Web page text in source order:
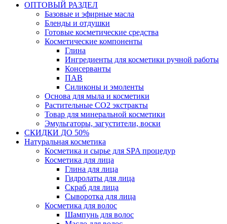
ОПТОВЫЙ РАЗДЕЛ
Базовые и эфирные масла
Бленды и отдушки
Готовые косметические средства
Косметические компоненты
Глина
Ингредиенты для косметики ручной работы
Консерванты
ПАВ
Силиконы и эмоленты
Основа для мыла и косметики
Растительные СО2 экстракты
Товар для минеральной косметики
Эмульгаторы, загустители, воски
СКИДКИ ДО 50%
Натуральная косметика
Косметика и сырье для SPA процедур
Косметика для лица
Глина для лица
Гидролаты для лица
Скраб для лица
Сыворотка для лица
Косметика для волос
Шампунь для волос